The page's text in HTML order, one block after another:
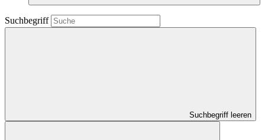
Suchbegriff
Suchbegriff leeren